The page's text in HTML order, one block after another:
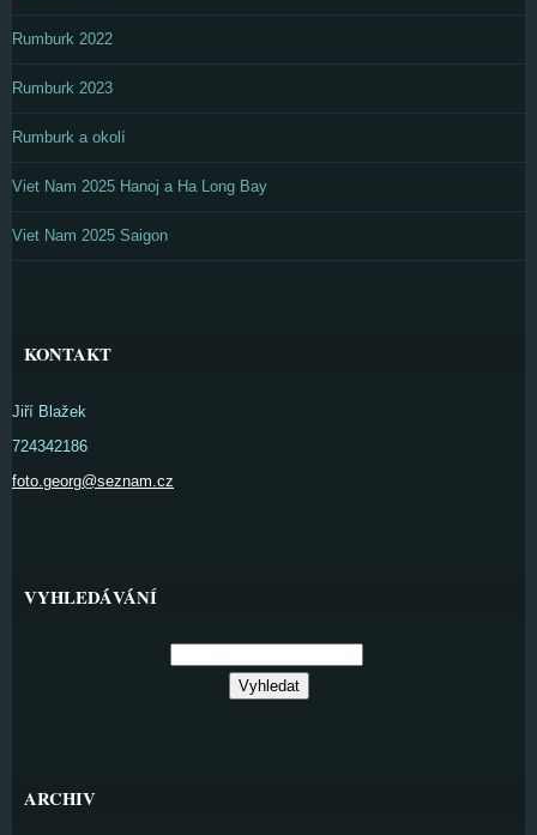
Rumburk 2022
Rumburk 2023
Rumburk a okolí
Viet Nam 2025 Hanoj a Ha Long Bay
Viet Nam 2025 Saigon
KONTAKT
Jiří Blažek
724342186
foto.georg@seznam.cz
VYHLEDÁVÁNÍ
ARCHIV